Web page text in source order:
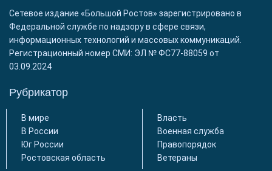
Сетевое издание «Большой Ростов» зарегистрировано в
Федеральной службе по надзору в сфере связи,
информационных технологий и массовых коммуникаций.
Регистрационный номер СМИ: ЭЛ № ФС77-88059 от
03.09.2024
Рубрикатор
В мире
В России
Юг России
Ростовская область
Власть
Военная служба
Правопорядок
Ветераны